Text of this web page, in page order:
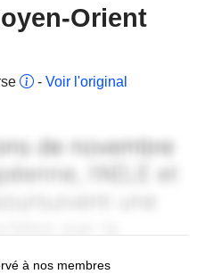
Orient
- Voir l'original
à nos membres